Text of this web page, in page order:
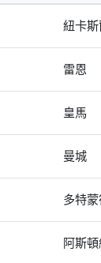
紐卡
雷恩
皇馬
曼城
多特
阿斯